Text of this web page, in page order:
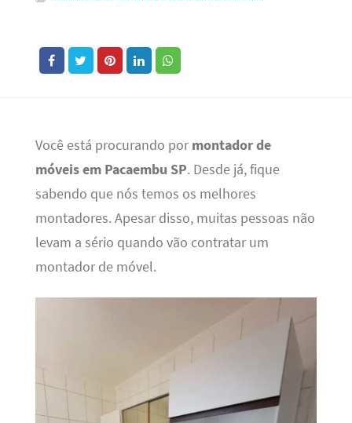
Você está procurando por montador de
móveis em Pacaembu SP. Desde já, fique
sabendo que nós temos os melhores
montadores. Apesar disso, muitas pessoas não
levam a sério quando vão contratar um
montador de móvel.